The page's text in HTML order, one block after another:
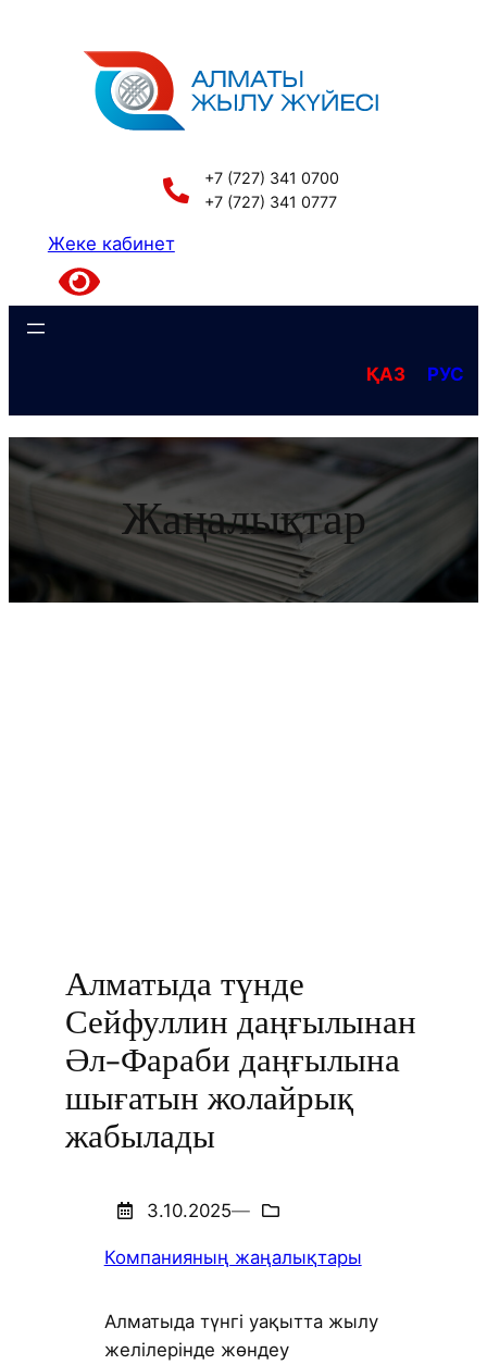
содержимому
+7 (727) 341 0700
+7 (727) 341 0777
Жеке кабинет
ҚАЗ РУС
Жаңалықтар
Алматыда түнде
Сейфуллин даңғылынан
Әл-Фараби даңғылына
шығатын жолайрық
жабылады
3.10.2025—
Компанияның жаңалықтары
Алматыда түнгі уақытта жылу
желілерінде жөндеу